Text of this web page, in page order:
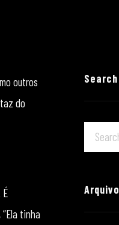
outros
do
tinha
Search
Arquivo